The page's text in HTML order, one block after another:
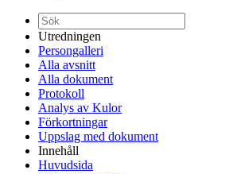
Utredningen
Persongalleri
Alla avsnitt
Alla dokument
Protokoll
Analys av Kulor
Förkortningar
Uppslag med dokument
Innehåll
Huvudsida